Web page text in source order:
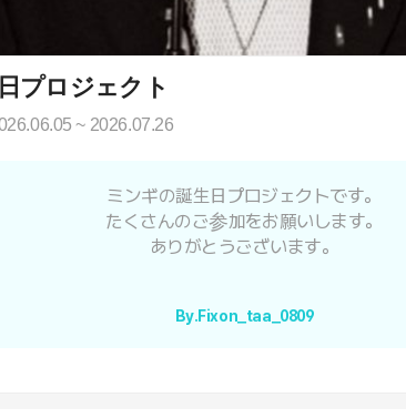
プロジェクト
~ 2026.07.26
ミンギの誕生日プロジェクトです。
たくさんのご参加をお願いします。
ありがとうございます。
By.Fixon_taa_0809